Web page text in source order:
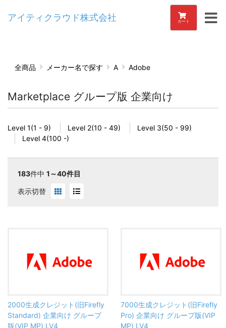
アイティクラウド株式会社 カート
全商品 メーカー名で探す A Adobe
Marketplace グループ版 企業向け
Level 1(1 - 9) Level 2(10 - 49)
Level 3(50 - 99)
Level 4(100 -)
183件中 1～40件目
表示切替
2000生成クレジット(旧Firefly
Standard) 企業向け グループ
版(VIP MP) LV4
7000生成クレジット(旧Firefly
Pro) 企業向け グループ版(VIP
MP) LV4